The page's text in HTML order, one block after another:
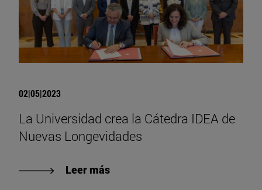
02|05|2023
La Universidad crea la Cátedra IDEA de
Nuevas Longevidades
Leer más